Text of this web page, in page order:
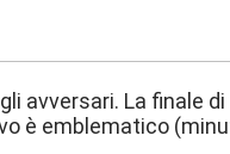
avversari. La finale
è emblematico